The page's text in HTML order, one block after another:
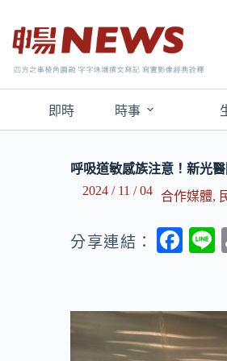
即時 時事
呼吸道敏感族注意！新光
2024 / 11 / 04
合作媒體,
分享連結：
F
b
o